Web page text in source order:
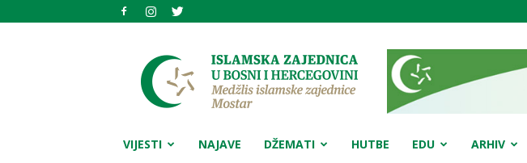
Medžlis
islamske
zajednice
Mostar
VIJESTI NAJAVE DŽEMATI HUTBE EDU ARHIV